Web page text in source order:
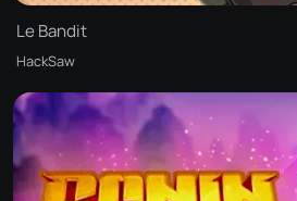
Le Bandit
HackSaw